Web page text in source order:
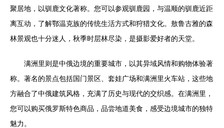
聚居地，以驯鹿文化著称。您可以参观驯鹿园，与温顺的驯鹿近距
离互动，了解鄂温克族的传统生活方式和狩猎文化。敖鲁古雅的森
林景观也十分迷人，秋季时层林尽染，是摄影爱好者的天堂。
满洲里则是中俄边境的重要城市，以其异域风情和购物体验著
称。著名的景点包括国门景区、套娃广场和满洲里火车站，这些地
方融合了中俄建筑风格，充满了历史与现代的交织感。在满洲里，
您可以购买俄罗斯特色商品，品尝地道美食，感受边境城市的独特
魅力。